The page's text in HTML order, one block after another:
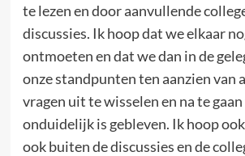
te lezen en door aanvullende
discussies. Ik hoop dat we elkaar
ontmoeten en dat we dan in de
onze standpunten ten aanzien van
vragen uit te wisselen en na te
onduidelijk is gebleven. Ik hoop
ook buiten de discussies en de